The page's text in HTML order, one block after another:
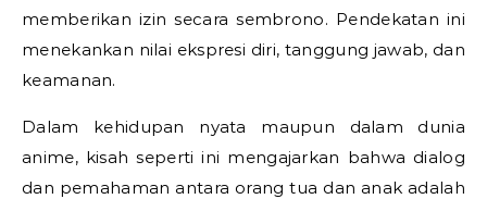
memberikan izin secara sembrono. Pendekatan ini
menekankan nilai ekspresi diri, tanggung jawab, dan
keamanan.
Dalam kehidupan nyata maupun dalam dunia
anime, kisah seperti ini mengajarkan bahwa dialog
dan pemahaman antara orang tua dan anak adalah